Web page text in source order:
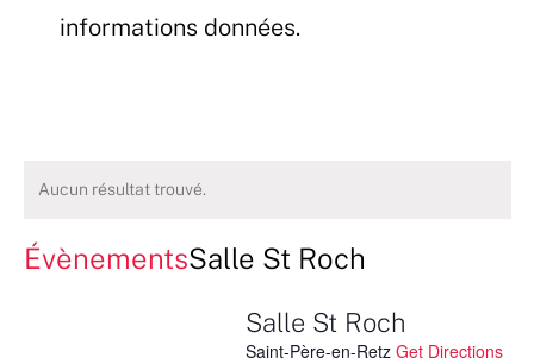
informations données.
Aucun résultat trouvé.
ÉvènementsSalle St Roch
Salle St Roch
Saint-Père-en-Retz Get Directions